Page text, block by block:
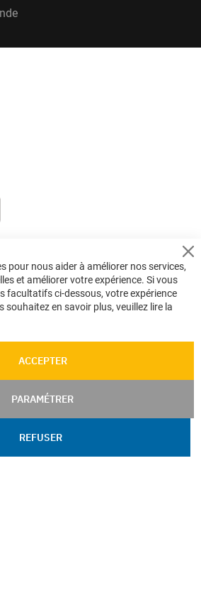
pour nous aider à améliorer nos services,
et améliorer votre expérience. Si vous
facultatifs ci-dessous, votre expérience
souhaitez en savoir plus, veuillez lire la
ACCEPTER
PARAMÉTRER
REFUSER